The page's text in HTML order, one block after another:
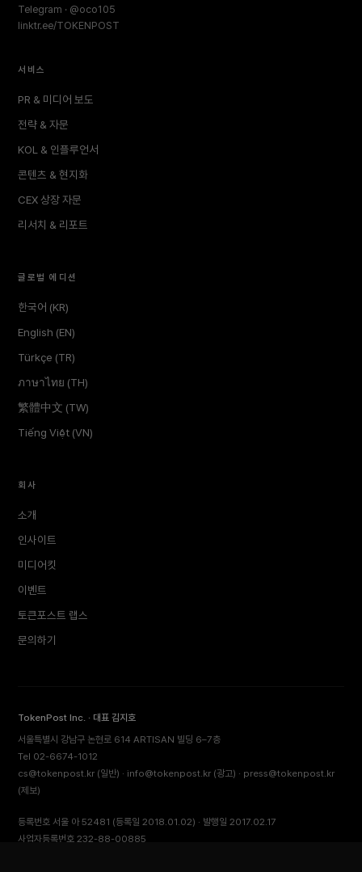
Telegram · @oco105
linktr.ee/TOKENPOST
서비스
PR & 미디어 보도
전략 & 자문
KOL & 인플루언서
콘텐츠 & 현지화
CEX 상장 자문
리서치 & 리포트
글로벌 에디션
한국어 (KR)
English (EN)
Türkçe (TR)
ภาษาไทย (TH)
繁體中文 (TW)
Tiếng Việt (VN)
회사
소개
인사이트
미디어킷
이벤트
토큰포스트 랩스
문의하기
TokenPost Inc. · 대표 김지호
서울특별시 강남구 논현로 614 ARTISAN 빌딩 6–7층
Tel 02-6674-1012
cs@tokenpost.kr (일반) · info@tokenpost.kr (광고) · press@tokenpost.kr
(제보)
등록번호 서울 아 52481 (등록일 2018.01.02) · 발행일 2017.02.17
사업자등록번호 232-88-00885